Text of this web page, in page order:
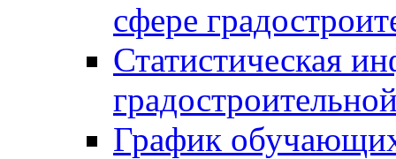
сфере
Статистическая
График